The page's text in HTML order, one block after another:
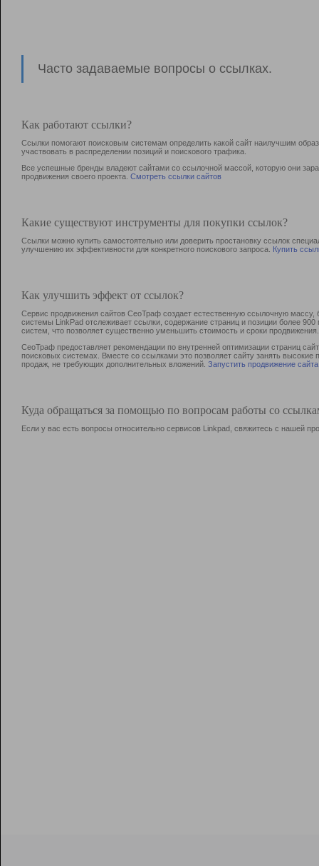
Часто задаваемые вопросы о ссылках.
Как работают ссылки?
Ссылки помогают поисковым системам определить какой сайт наилучшим
участвовать в раcпределении позиций и поискового трафика.
Все успешные бренды владеют сайтами со ссылочной массой, которую они
продвижения своего проекта. Смотреть ссылки сайтов
Какие существуют инструменты для покупки ссылок?
Ссылки можно купить самостоятельно или доверить простановку ссылок
улучшению их эффективности для конкретного поискового запроса. Купить
Как улучшить эффект от ссылок?
Сервис продвижения сайтов СеоТраф создает естественную ссылочную
системы LinkPad отслеживает ссылки, содержание страниц и позиции более
систем, что позволяет существенно уменьшить стоимость и сроки продвижения.
СеоТраф предоставляет рекомендации по внутренней оптимизации страниц
поисковых системах. Вместе со ссылками это позволяет сайту занять
продаж, не требующих дополнительных вложений. Запустить продвижение сайта
Куда обращаться за помощью по вопросам работы со
Если у вас есть вопросы относительно сервисов Linkpad, свяжитесь с нашей